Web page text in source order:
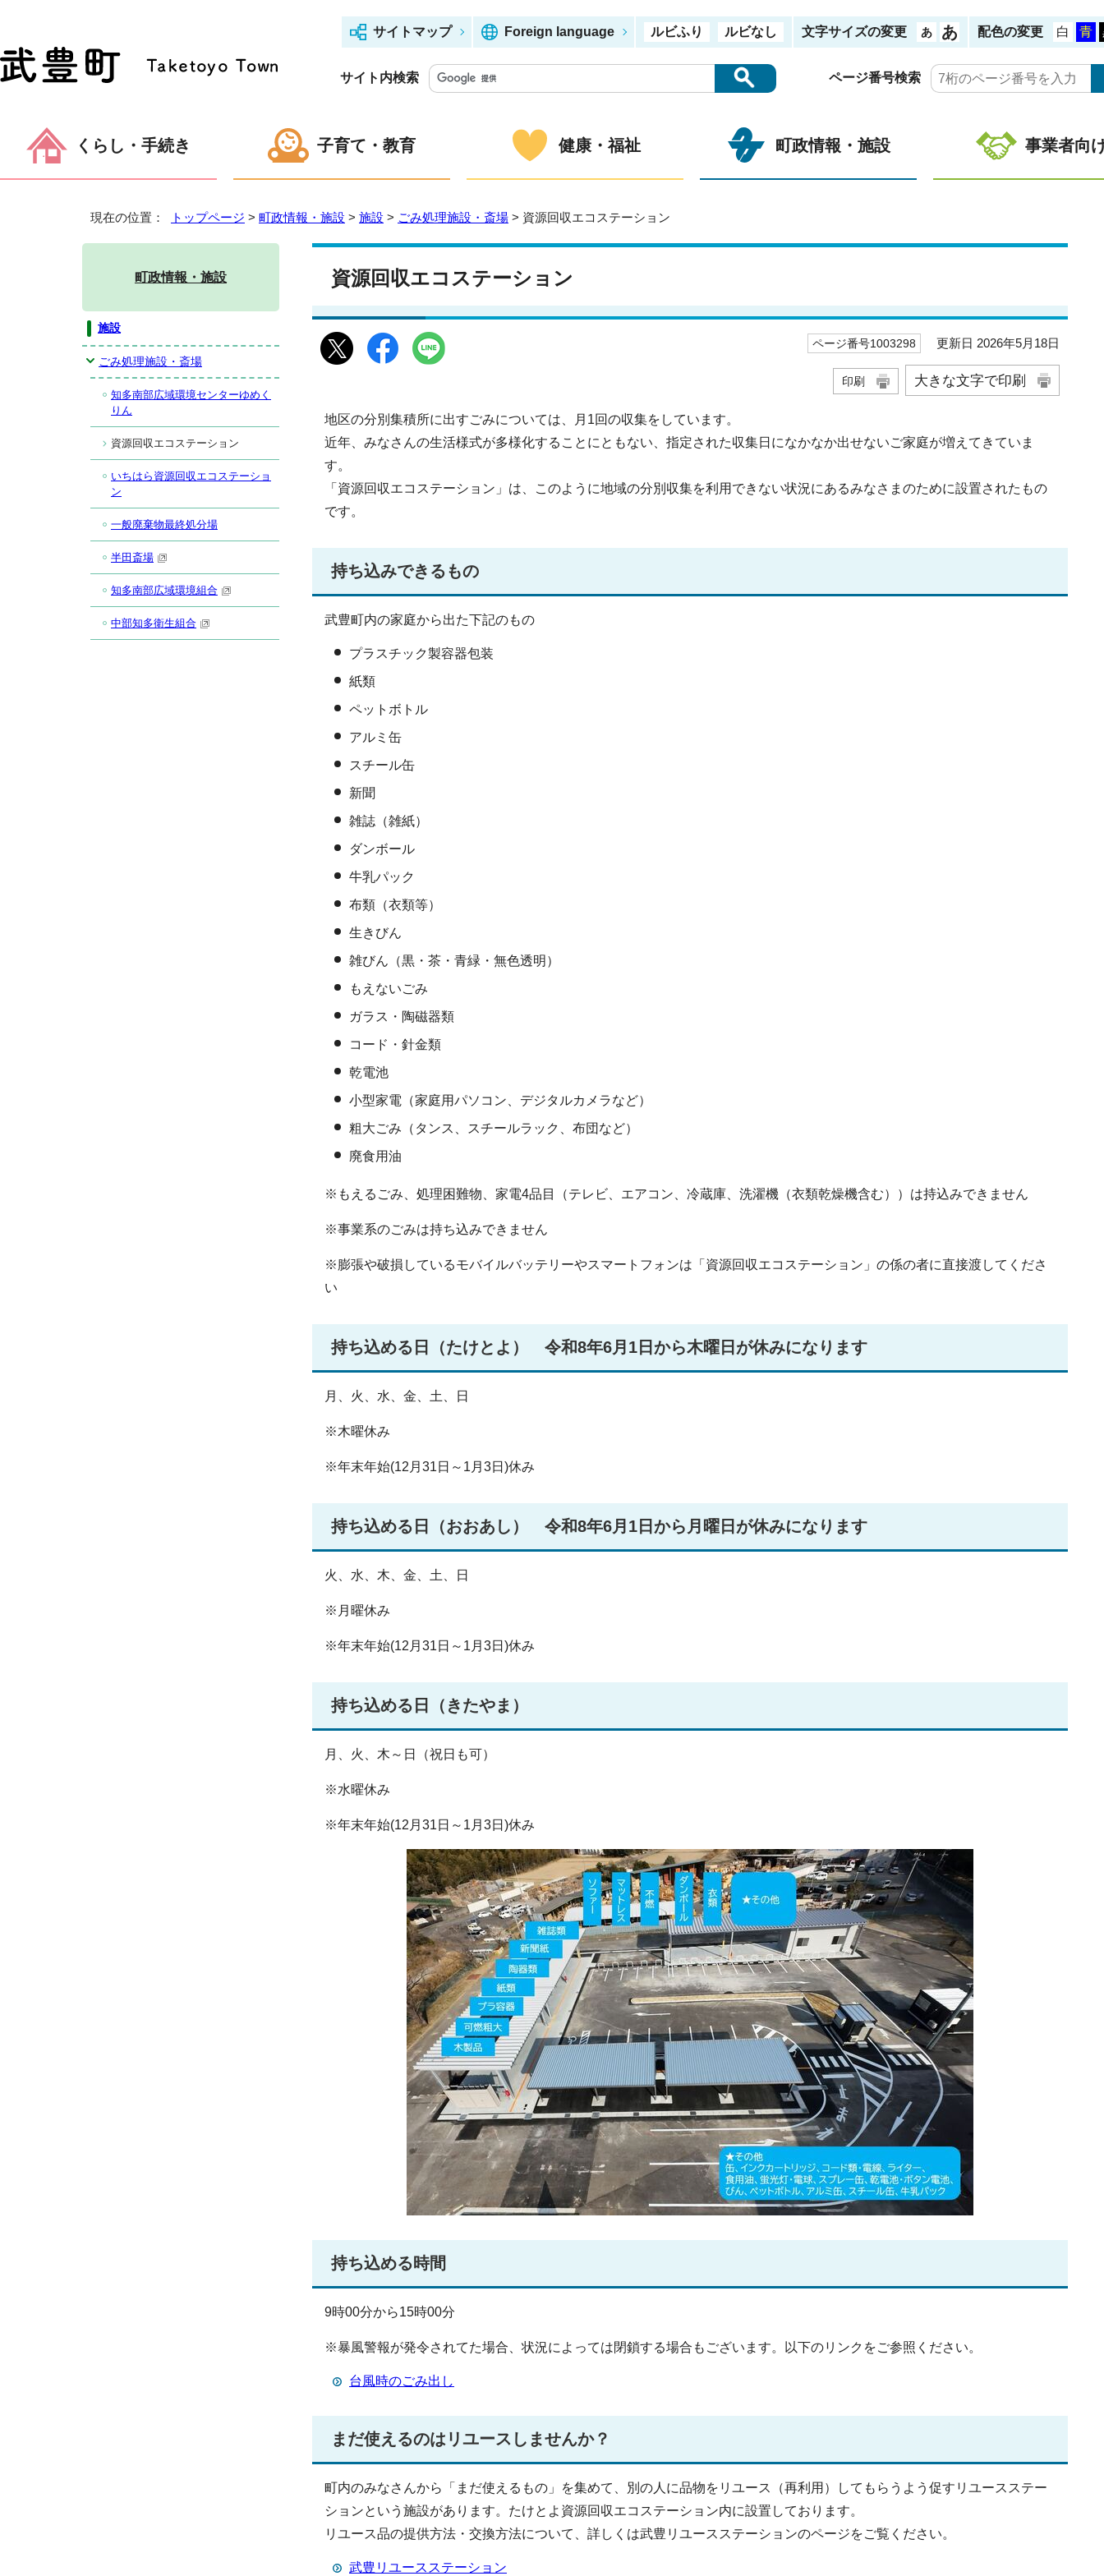
サイトマップ Foreign language ルビふり ルビなし 文字サイズの変更 配色の変更
サイト内検索 ページ番号検索
くらし・手続き 子育て・教育 健康・福祉 町政情報・施設 事業者向
現在の位置： トップページ > 町政情報・施設 > 施設 > ごみ処理施設・斎場 > 資源回収エコステーション
資源回収エコステーション
ページ番号1003298 更新日 2026年5月18日
印刷 大きな文字で印刷
地区の分別集積所に出すごみについては、月1回の収集をしています。
近年、みなさんの生活様式が多様化することにともない、指定された収集日になかなか出せないご家庭が増えてきていま
す。
「資源回収エコステーション」は、このように地域の分別収集を利用できない状況にあるみなさまのために設置されたもの
です。
持ち込みできるもの
武豊町内の家庭から出た下記のもの
プラスチック製容器包装
紙類
ペットボトル
アルミ缶
スチール缶
新聞
雑誌（雑紙）
ダンボール
牛乳パック
布類（衣類等）
生きびん
雑びん（黒・茶・青緑・無色透明）
もえないごみ
ガラス・陶磁器類
コード・針金類
乾電池
小型家電（家庭用パソコン、デジタルカメラなど）
粗大ごみ（タンス、スチールラック、布団など）
廃食用油
※もえるごみ、処理困難物、家電4品目（テレビ、エアコン、冷蔵庫、洗濯機（衣類乾燥機含む））は持込みできません
※事業系のごみは持ち込みできません
※膨張や破損しているモバイルバッテリーやスマートフォンは「資源回収エコステーション」の係の者に直接渡してくださ
い
持ち込める日（たけとよ） 令和8年6月1日から木曜日が休みになります
月、火、水、金、土、日
※木曜休み
※年末年始(12月31日～1月3日)休み
持ち込める日（おおあし） 令和8年6月1日から月曜日が休みになります
火、水、木、金、土、日
※月曜休み
※年末年始(12月31日～1月3日)休み
持ち込める日（きたやま）
月、火、木～日（祝日も可）
※水曜休み
※年末年始(12月31日～1月3日)休み
持ち込める時間
9時00分から15時00分
※暴風警報が発令されてた場合、状況によっては閉鎖する場合もございます。以下のリンクをご参照ください。
台風時のごみ出し
まだ使えるのはリユースしませんか？
町内のみなさんから「まだ使えるもの」を集めて、別の人に品物をリユース（再利用）してもらうよう促すリユースステー
ションという施設があります。たけとよ資源回収エコステーション内に設置しております。
リユース品の提供方法・交換方法について、詳しくは武豊リユースステーションのページをご覧ください。
武豊リユースステーション
町政情報・施設
施設
ごみ処理施設・斎場
知多南部広域環境センターゆめく
りん
資源回収エコステーション
いちはら資源回収エコステーショ
ン
一般廃棄物最終処分場
半田斎場
知多南部広域環境組合
中部知多衛生組合